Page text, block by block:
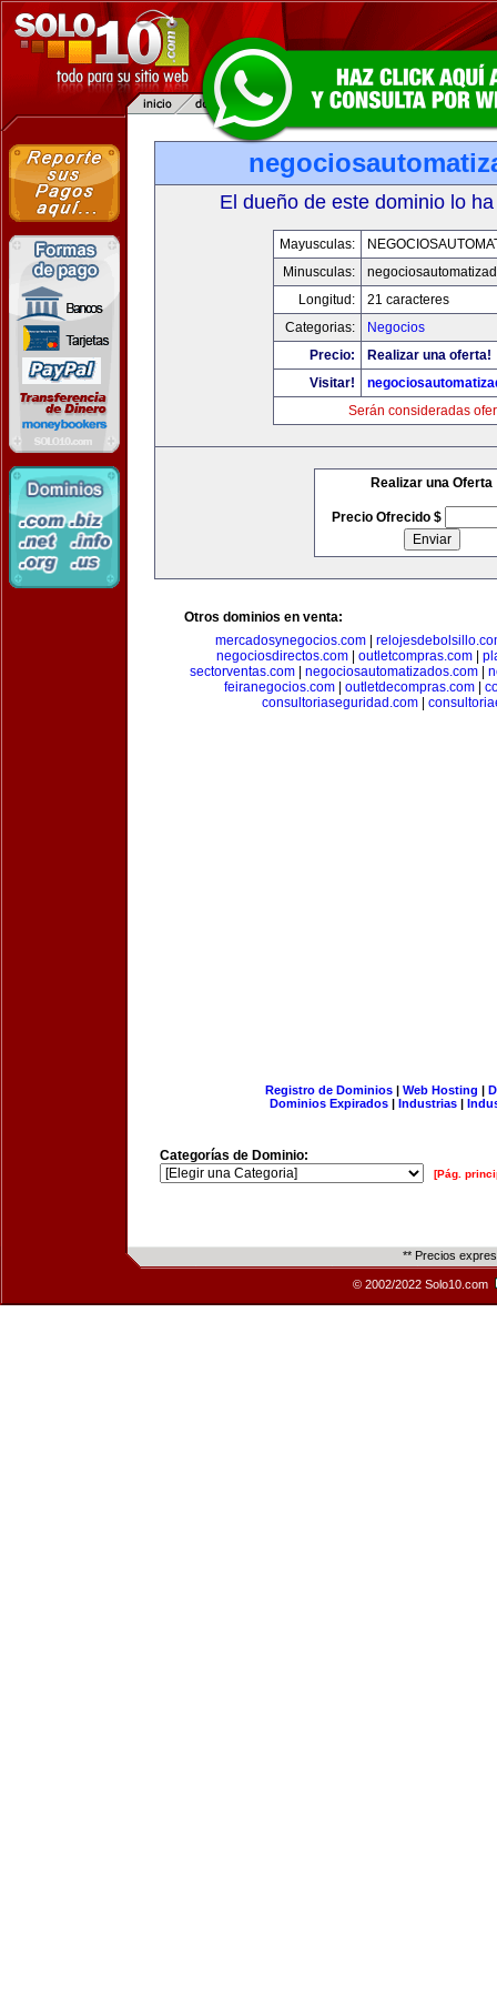
El dueño de este dominio lo
Mayusculas:
Minusculas:
Longitud:
21 caracteres
Categorias:
Negocios
Precio:
Realizar una oferta!
Visitar!
Serán consideradas
Realizar una Oferta
Precio Ofrecido $
Otros dominios en venta:
mercadosynegocios.com
negociosdirectos.com
outletcompras.com
sectorventas.com
negociosautomatizados.com
feiranegocios.com| outletdecompras.com|
consultoriaseguridad.com
Registro de Dominios| Web Hosting |
Dominios Expirados | Industrias |
Categorías de Dominio:
[Pág.
** Precios
© 2002/2022 Solo10.com